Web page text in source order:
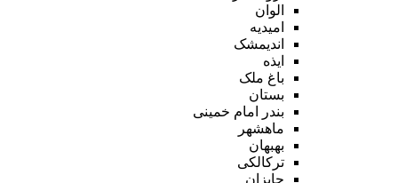
الوان
امیدیه
اندیمشک
ایذه
باغ ملک
بستان
بندر امام خمینی
ماهشهر
بهبهان
ترکالکی
جایزان